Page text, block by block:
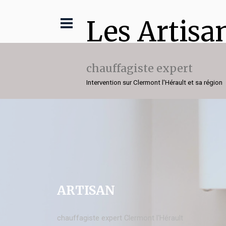
Les
chauffagiste expert
Intervention sur Clermont l'Hérault et sa région
ARTISAN
chauffagiste expert Clermont l'Hérault